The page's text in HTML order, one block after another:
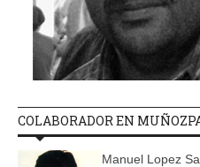
COLABORADOR EN
Manuel Lopez